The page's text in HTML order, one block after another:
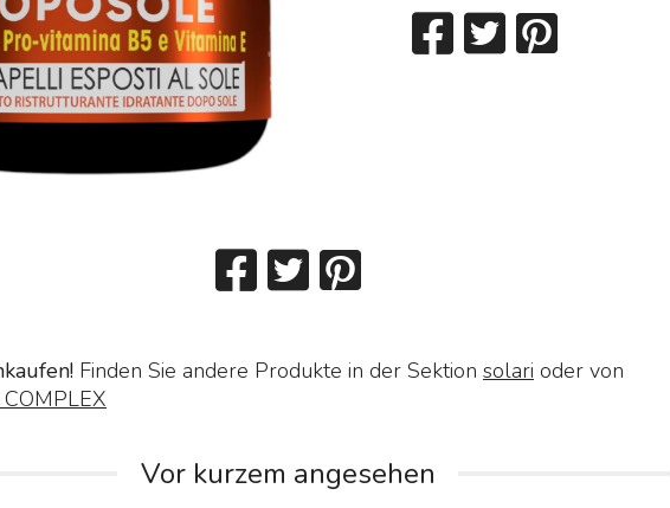
Finden Sie andere Produkte in der Sektion solari oder von
Vor kurzem angesehen